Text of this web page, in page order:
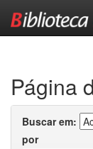
Página
Buscar em:
por